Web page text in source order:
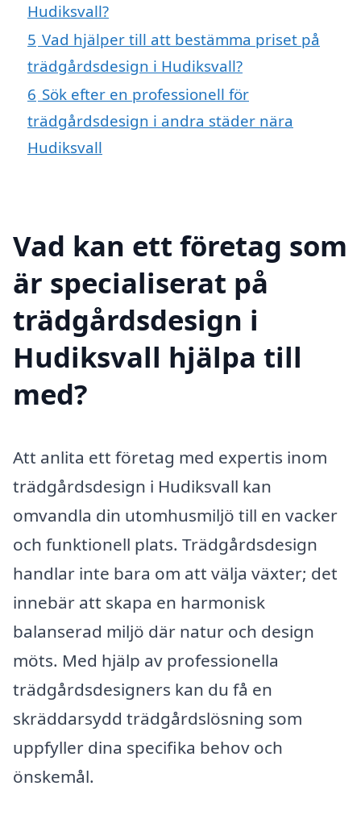
Hudiksvall?
5 Vad hjälper till att bestämma priset på
trädgårdsdesign i Hudiksvall?
6 Sök efter en professionell för
trädgårdsdesign i andra städer nära
Hudiksvall
Vad kan ett företag som
är specialiserat på
trädgårdsdesign i
Hudiksvall hjälpa till
med?
Att anlita ett företag med expertis inom
trädgårdsdesign i Hudiksvall kan
omvandla din utomhusmiljö till en vacker
och funktionell plats. Trädgårdsdesign
handlar inte bara om att välja växter; det
innebär att skapa en harmonisk
balanserad miljö där natur och design
möts. Med hjälp av professionella
trädgårdsdesigners kan du få en
skräddarsydd trädgårdslösning som
uppfyller dina specifika behov och
önskemål.